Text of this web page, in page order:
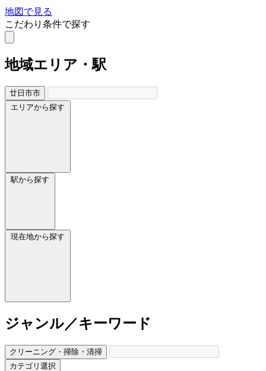
地図で見る
こだわり条件で探す
地域エリア・駅
廿日市市
エリアから探す
駅から探す
現在地から探す
ジャンル／キーワード
クリーニング・掃除・清掃
カテゴリ選択